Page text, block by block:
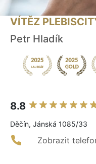
VÍTĚZ
Petr Hladík
8.8
Děčín, Jánská 1085/33
Zobrazit